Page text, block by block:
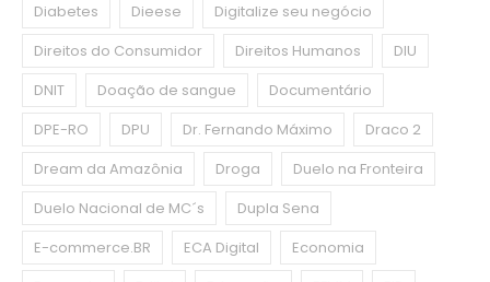
Diabetes
Dieese
Digitalize seu negócio
Direitos do Consumidor
Direitos Humanos
DIU
DNIT
Doação de sangue
Documentário
DPE-RO
DPU Dr. Fernando Máximo
Draco 2
Dream da Amazônia
Droga
Duelo na Fronteira
Duelo Nacional de MC´s
Dupla Sena
E-commerce.BR
ECA Digital
Economia